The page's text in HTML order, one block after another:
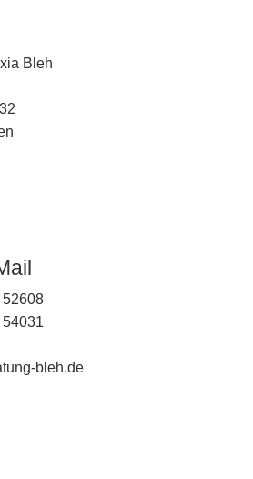
Bleh
52608
bleh.de